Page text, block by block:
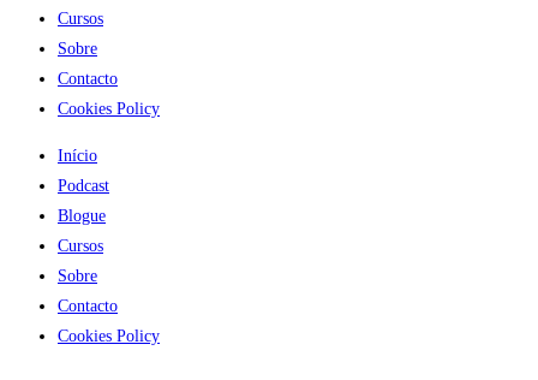
Cursos
Sobre
Contacto
Cookies Policy
Início
Podcast
Blogue
Cursos
Sobre
Contacto
Cookies Policy